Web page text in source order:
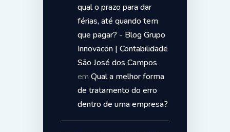
qual o prazo para dar
férias, até quando tem
que pagar? - Blog Grupo
Innovacon | Contabilidade
São José dos Campos
em Qual a melhor forma
de tratamento do erro
dentro de uma empresa?